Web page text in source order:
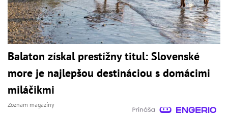
Balaton získal prestížny titul: Slovenské
more je najlepšou destináciou s domácimi
miláčikmi
Zoznam magazíny